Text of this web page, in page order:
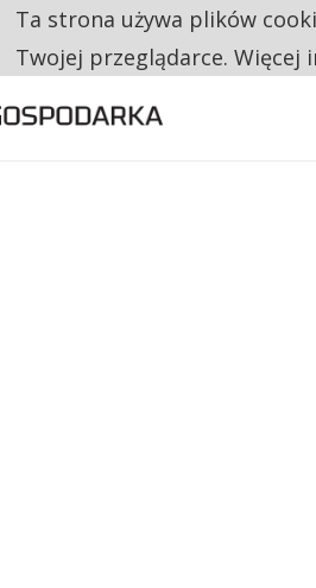
CO TRZECIĄ ZŁOTÓWKĘ Z
Ta strona używa plików
Twojej przeglądarce. Więcej